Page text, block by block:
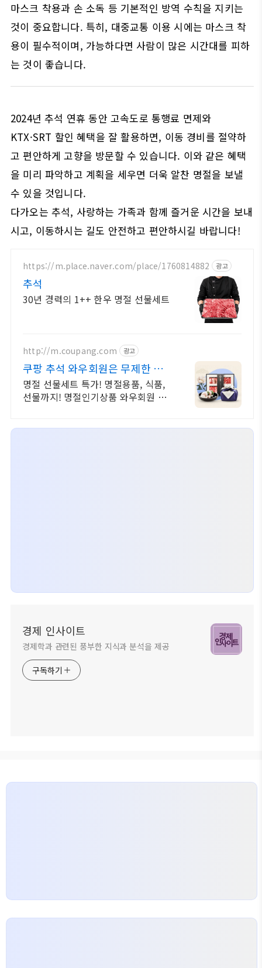
마스크 착용과 손 소독 등 기본적인 방역 수칙을 지키는
것이 중요합니다. 특히, 대중교통 이용 시에는 마스크 착
용이 필수적이며, 가능하다면 사람이 많은 시간대를 피하
는 것이 좋습니다.
2024년 추석 연휴 동안 고속도로 통행료 면제와
KTX·SRT 할인 혜택을 잘 활용하면, 이동 경비를 절약하
고 편안하게 고향을 방문할 수 있습니다. 이와 같은 혜택
을 미리 파악하고 계획을 세우면 더욱 알찬 명절을 보낼
수 있을 것입니다.
다가오는 추석, 사랑하는 가족과 함께 즐거운 시간을 보내
시고, 이동하시는 길도 안전하고 편안하시길 바랍니다!
https://m.place.naver.com/place/1760814882 광고
추석
30년 경력의 1++ 한우 명절 선물세트
http://m.coupang.com 광고
쿠팡 추석 와우회원은 무제한 무
료 배송
명절 선물세트 특가! 명절용품, 식품,
선물까지! 명절인기상품 와우회원 무
경제 인사이트
경제학과 관련된 풍부한 지식과 분석을 제공
구독하기